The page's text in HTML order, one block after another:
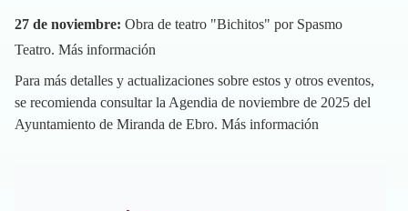
27 de noviembre: Obra de teatro "Bichitos" por Spasmo
Teatro. Más información
Para más detalles y actualizaciones sobre estos y otros eventos,
se recomienda consultar la Agendia de noviembre de 2025 del
Ayuntamiento de Miranda de Ebro. Más información